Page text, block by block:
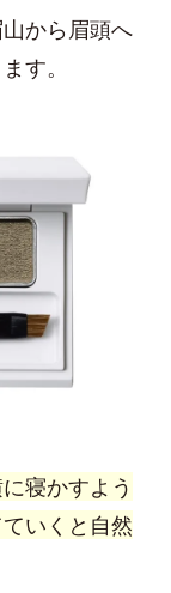
から眉頭へ
す。
寝かすよう
いくと自然